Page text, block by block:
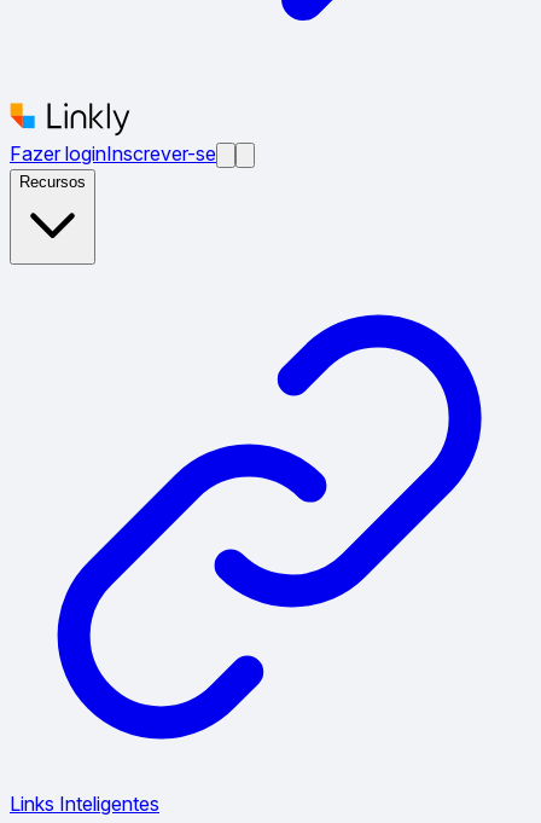
Fazer loginInscrever-se
Recursos
Links Inteligentes